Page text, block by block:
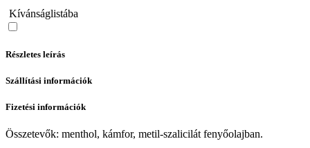
Kívánságlistába
Részletes leírás
Szállítási információk
Fizetési információk
Összetevők: menthol, kámfor, metil-szalicilát fenyőolajban.